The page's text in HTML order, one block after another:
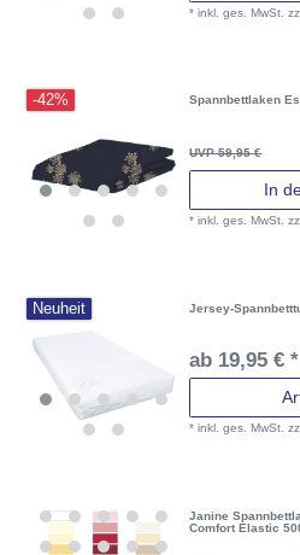
*inkl. ges. MwSt.
-42% Spannbettlaken
UVP 59,95 €
In
*inkl. ges. MwSt.
Neuheit Jersey-
ab 19,95 € *
*inkl. ges. MwSt.
Janine
Comfort Elastic